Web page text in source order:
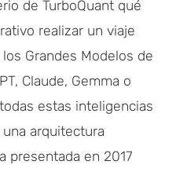
de TurboQuant qué
realizar un viaje
Grandes Modelos de
Claude, Gemma o
estas inteligencias
arquitectura
presentada en 2017